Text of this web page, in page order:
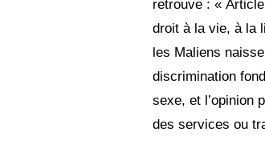
retrouve : «
droit à la vie, à la
les Maliens
discrimination
sexe, et l’opinion
des services ou